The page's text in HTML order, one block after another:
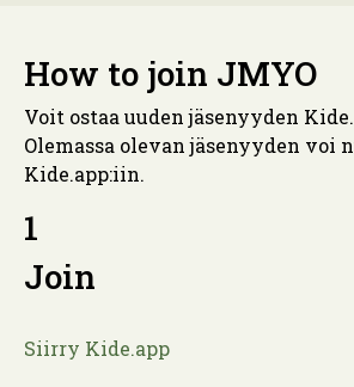
How to join JMYO
Voit ostaa uuden jäsenyyden
Olemassa olevan jäsenyyden voi
Kide.app:iin.
1
Join
Siirry Kide.app